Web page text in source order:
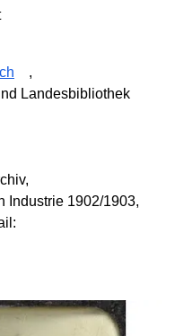
,
Landesbibliothek
Industrie 1902/1903,